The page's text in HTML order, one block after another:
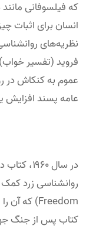
که فیلسوفانی
انسان برای اثبات
نظریه‌های
فروید (تفسیر
عموم به کنکاش در
عامه پسند افزایش
در سال
کتاب پس از جنگ